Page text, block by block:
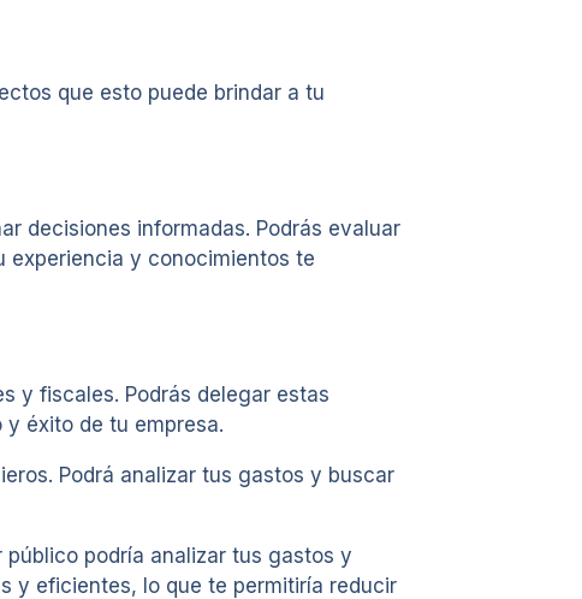
que esto puede brindar a tu
decisiones informadas. Podrás evaluar
experiencia y conocimientos te
y fiscales. Podrás delegar estas
éxito de tu empresa.
Podrá analizar tus gastos y buscar
podría analizar tus gastos y
y eficientes, lo que te permitiría reducir